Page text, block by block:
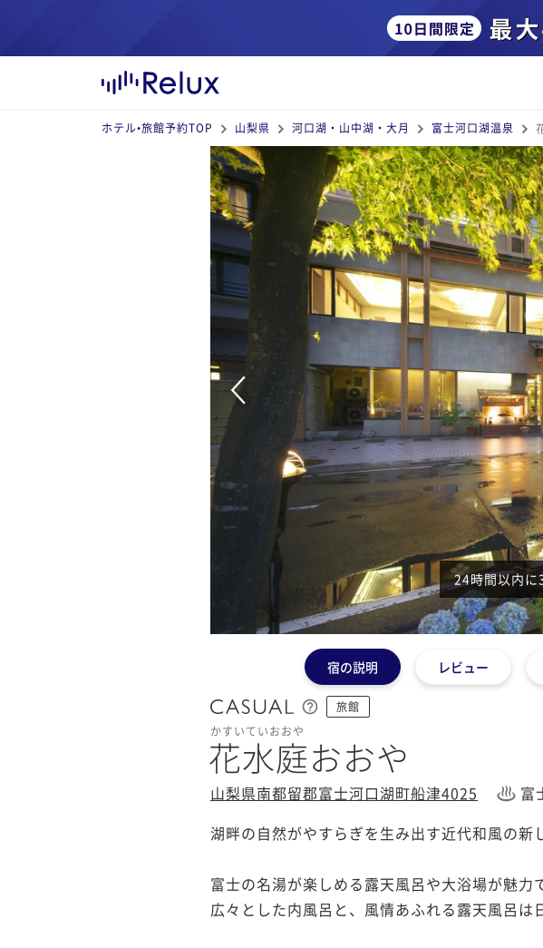
ホテル•旅館予約TOP 山梨県 河口湖・山中湖・大月 富士河口湖温泉
24時間以内に
宿の説明 レビュー
旅館
かすいていおおや
花水庭おおや
山梨県南都留郡富士河口湖町船津4025
富
湖畔の自然がやすらぎを生み出す近代和風の新
富士の名湯が楽しめる露天風呂や大浴場が魅力
広々とした内風呂と、風情あふれる露天風呂は